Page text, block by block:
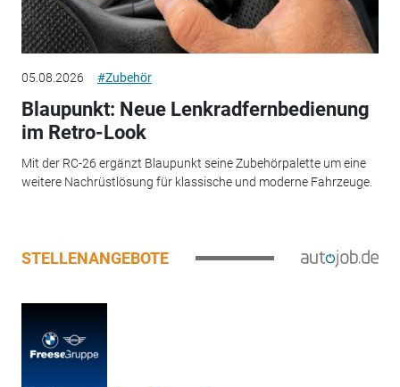
05.08.2026 #Zubehör
Blaupunkt: Neue Lenkradfernbedienung
im Retro-Look
Mit der RC-26 ergänzt Blaupunkt seine Zubehörpalette um eine
weitere Nachrüstlösung für klassische und moderne Fahrzeuge.
STELLENANGEBOTE